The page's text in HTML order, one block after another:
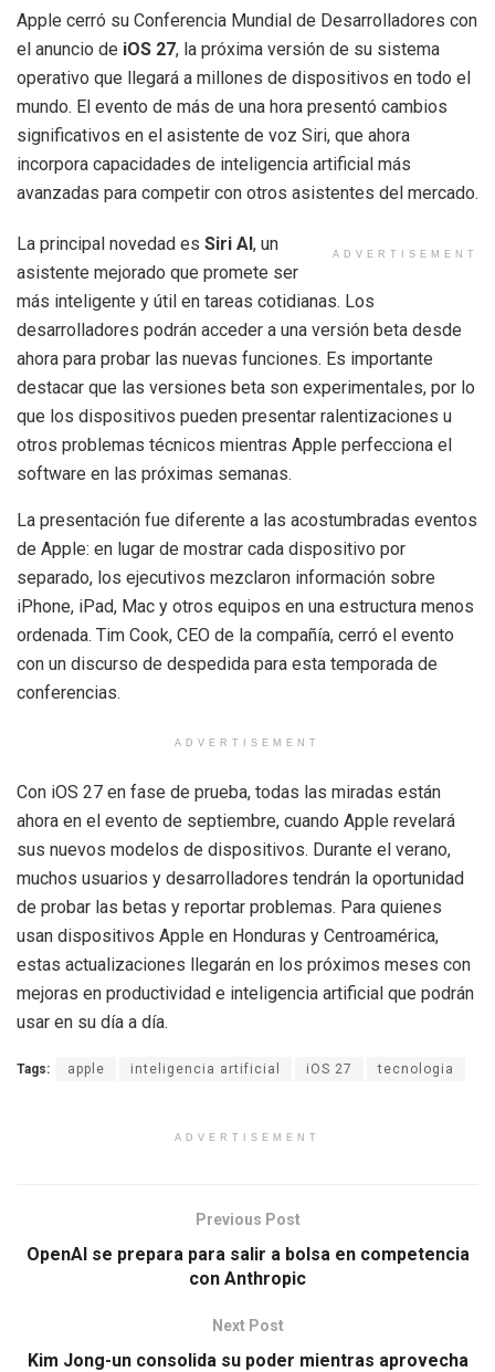
Apple cerró su Conferencia Mundial de Desarrolladores con
el anuncio de iOS 27, la próxima versión de su sistema
operativo que llegará a millones de dispositivos en todo el
mundo. El evento de más de una hora presentó cambios
significativos en el asistente de voz Siri, que ahora
incorpora capacidades de inteligencia artificial más
avanzadas para competir con otros asistentes del mercado.
ADVERTISEMENT
La principal novedad es Siri AI, un
asistente mejorado que promete ser
más inteligente y útil en tareas cotidianas. Los
desarrolladores podrán acceder a una versión beta desde
ahora para probar las nuevas funciones. Es importante
destacar que las versiones beta son experimentales, por lo
que los dispositivos pueden presentar ralentizaciones u
otros problemas técnicos mientras Apple perfecciona el
software en las próximas semanas.
La presentación fue diferente a las acostumbradas eventos
de Apple: en lugar de mostrar cada dispositivo por
separado, los ejecutivos mezclaron información sobre
iPhone, iPad, Mac y otros equipos en una estructura menos
ordenada. Tim Cook, CEO de la compañía, cerró el evento
con un discurso de despedida para esta temporada de
conferencias.
ADVERTISEMENT
Con iOS 27 en fase de prueba, todas las miradas están
ahora en el evento de septiembre, cuando Apple revelará
sus nuevos modelos de dispositivos. Durante el verano,
muchos usuarios y desarrolladores tendrán la oportunidad
de probar las betas y reportar problemas. Para quienes
usan dispositivos Apple en Honduras y Centroamérica,
estas actualizaciones llegarán en los próximos meses con
mejoras en productividad e inteligencia artificial que podrán
usar en su día a día.
Tags: apple inteligencia artificial iOS 27 tecnologia
ADVERTISEMENT
Previous Post
OpenAI se prepara para salir a bolsa en competencia
con Anthropic
Next Post
Kim Jong-un consolida su poder mientras aprovecha